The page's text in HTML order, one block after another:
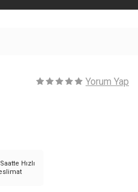
Yorum Yap
Hızlı